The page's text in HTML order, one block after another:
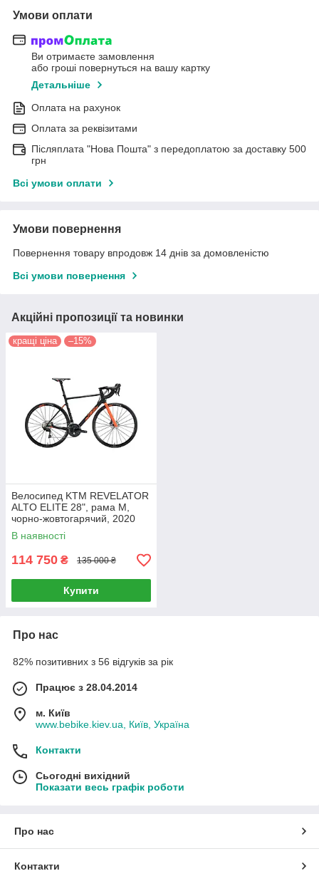
Умови оплати
Ви отримаєте замовлення
або гроші повернуться на вашу картку
Детальніше
Оплата на рахунок
Оплата за реквізитами
Післяплата "Нова Пошта" з передоплатою за доставку 500
грн
Всі умови оплати
Умови повернення
Повернення товару впродовж 14 днів за домовленістю
Всі умови повернення
Акційні пропозиції та новинки
кращі ціна –15%
Велосипед KTM REVELATOR
ALTO ELITE 28", рама M,
чорно-жовтогарячий, 2020
(тестовий) (ST)
В наявності
114 750 ₴ 135 000 ₴
Купити
Про нас
82% позитивних з 56 відгуків за рік
Працює з 28.04.2014
м. Київ
www.bebike.kiev.ua, Київ, Україна
Контакти
Сьогодні вихідний
Показати весь графік роботи
Про нас
Контакти